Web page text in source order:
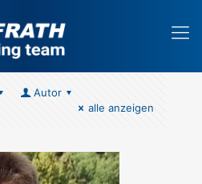
Autor
alle anzeigen